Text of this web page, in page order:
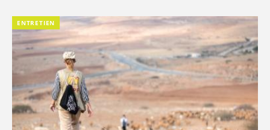
ENTRETIEN